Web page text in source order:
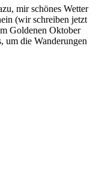
mir schönes Wetter
(wir schreiben jetzt
Goldenen Oktober
um die Wanderungen